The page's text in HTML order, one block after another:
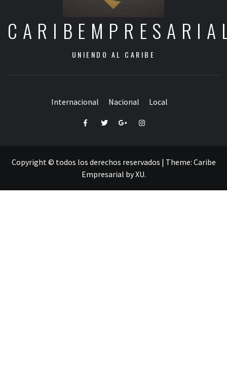
UNIENDO AL CARIBE
Internacional Nacional Local
FacebookTwitterGoogle+Instagram
Copyright © todos los derechos reservados | Theme: Caribe
Empresarial byXU.